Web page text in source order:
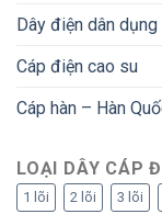
Dây điện dân dụng
Cáp điện cao su
Cáp hàn – Hàn
LOẠI DÂY CÁP
1 lõi 2 lõi 3 lõi